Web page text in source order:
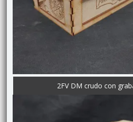
2FV DM crudo con